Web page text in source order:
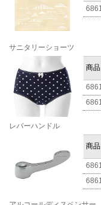
サニタリーショーツ
商
レバーハンドル
商